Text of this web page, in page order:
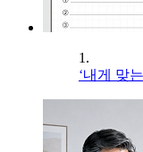
1.
‘내게 맞